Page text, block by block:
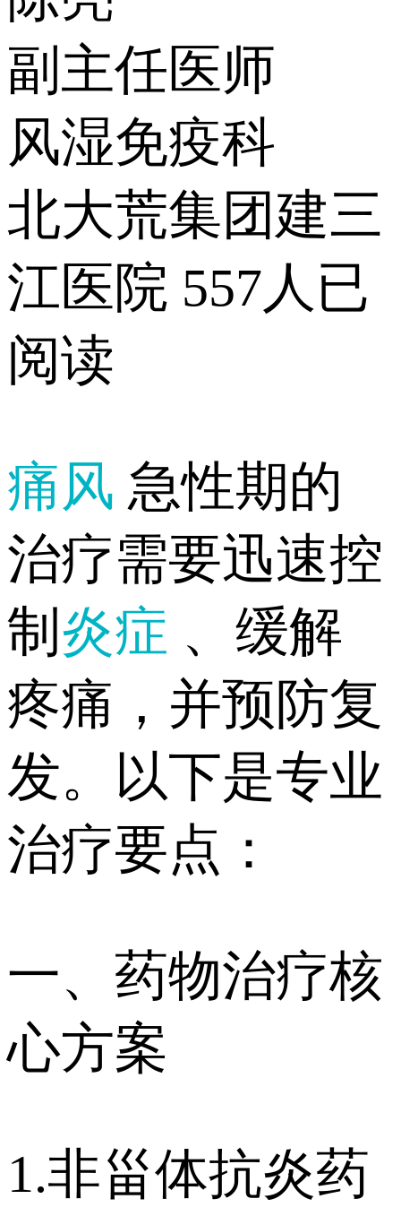
副主任医师
风湿免疫科
北大荒集团建三
江医院 557人已
阅读
痛风 急性期的
治疗需要迅速控
制炎症 、缓解
疼痛，并预防复
发。以下是专业
治疗要点：
一、药物治疗核
心方案
1.非甾体抗炎药